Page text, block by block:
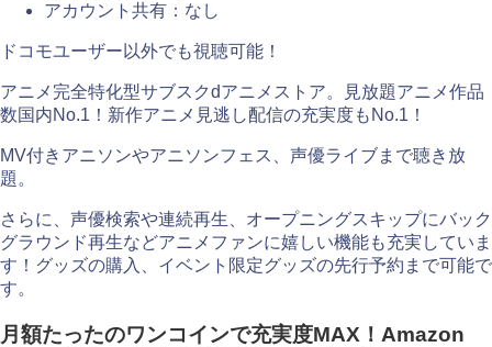
アカウント共有：なし
ドコモユーザー以外でも視聴可能！
アニメ完全特化型サブスクdアニメストア。見放題アニメ作品
数国内No.1！新作アニメ見逃し配信の充実度もNo.1！
MV付きアニソンやアニソンフェス、声優ライブまで聴き放
題。
さらに、声優検索や連続再生、オープニングスキップにバック
グラウンド再生などアニメファンに嬉しい機能も充実していま
す！グッズの購入、イベント限定グッズの先行予約まで可能で
す。
月額たったのワンコインで充実度MAX！Amazon